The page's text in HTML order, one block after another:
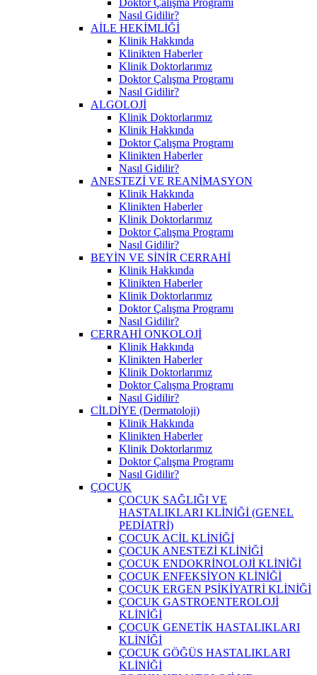
Nasıl Gidilir?
AİLE HEKİMLİĞİ
Klinik Hakkında
Klinikten Haberler
Klinik Doktorlarımız
Doktor Çalışma Programı
Nasıl Gidilir?
ALGOLOJİ
Klinik Doktorlarımız
Klinik Hakkında
Doktor Çalışma Programı
Klinikten Haberler
Nasıl Gidilir?
ANESTEZİ VE REANİMASYON
Klinik Hakkında
Klinikten Haberler
Klinik Doktorlarımız
Doktor Çalışma Programı
Nasıl Gidilir?
BEYİN VE SİNİR CERRAHİ
Klinik Hakkında
Klinikten Haberler
Klinik Doktorlarımız
Doktor Çalışma Programı
Nasıl Gidilir?
CERRAHİ ONKOLOJİ
Klinik Hakkında
Klinikten Haberler
Klinik Doktorlarımız
Doktor Çalışma Programı
Nasıl Gidilir?
CİLDİYE (Dermatoloji)
Klinik Hakkında
Klinikten Haberler
Klinik Doktorlarımız
Doktor Çalışma Programı
Nasıl Gidilir?
ÇOCUK
ÇOCUK SAĞLIĞI VE
HASTALIKLARI KLİNİĞİ (GENEL
PEDİATRİ)
ÇOCUK ACİL KLİNİĞİ
ÇOCUK ANESTEZİ KLİNİĞİ
ÇOCUK ENDOKRİNOLOJİ KLİNİĞİ
ÇOCUK ENFEKSİYON KLİNİĞİ
ÇOCUK ERGEN PSİKİYATRİ KLİNİĞİ
ÇOCUK GASTROENTEROLOJİ
KLİNİĞİ
ÇOCUK GENETİK HASTALIKLARI
KLİNİĞİ
ÇOCUK GÖĞÜS HASTALIKLARI
KLİNİĞİ